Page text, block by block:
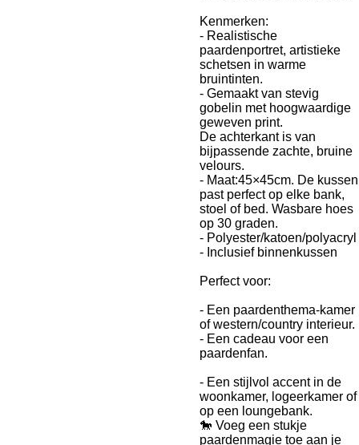
Kenmerken:
- Realistische
paardenportret, artistieke
schetsen in warme
bruintinten.
- Gemaakt van stevig
gobelin met hoogwaardige
geweven print.
De achterkant is van
bijpassende zachte, bruine
velours.
- Maat:45×45cm. De kussen
past perfect op elke bank,
stoel of bed. Wasbare hoes
op 30 graden.
- Polyester/katoen/polyacryl
- Inclusief binnenkussen
Perfect voor:
- Een paardenthema-kamer
of western/country interieur.
- Een cadeau voor een
paardenfan.
- Een stijlvol accent in de
woonkamer, logeerkamer of
op een loungebank.
🐎 Voeg een stukje
paardenmagie toe aan je